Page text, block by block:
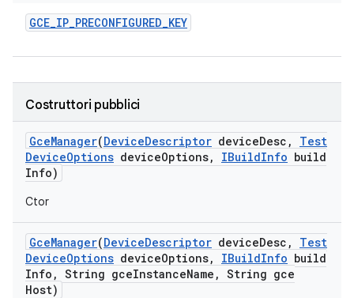
GCE_IP_PRECONFIGURED_KEY
Costruttori pubblici
GceManager(DeviceDescriptor deviceDesc ,
Test
DeviceOptions deviceOptions, IBuildInfo build
Info)
Ctor
GceManager(DeviceDescriptor deviceDesc ,
Test
DeviceOptions deviceOptions, IBuildInfo build
Info , String gceInstanceName , String gce
Host)